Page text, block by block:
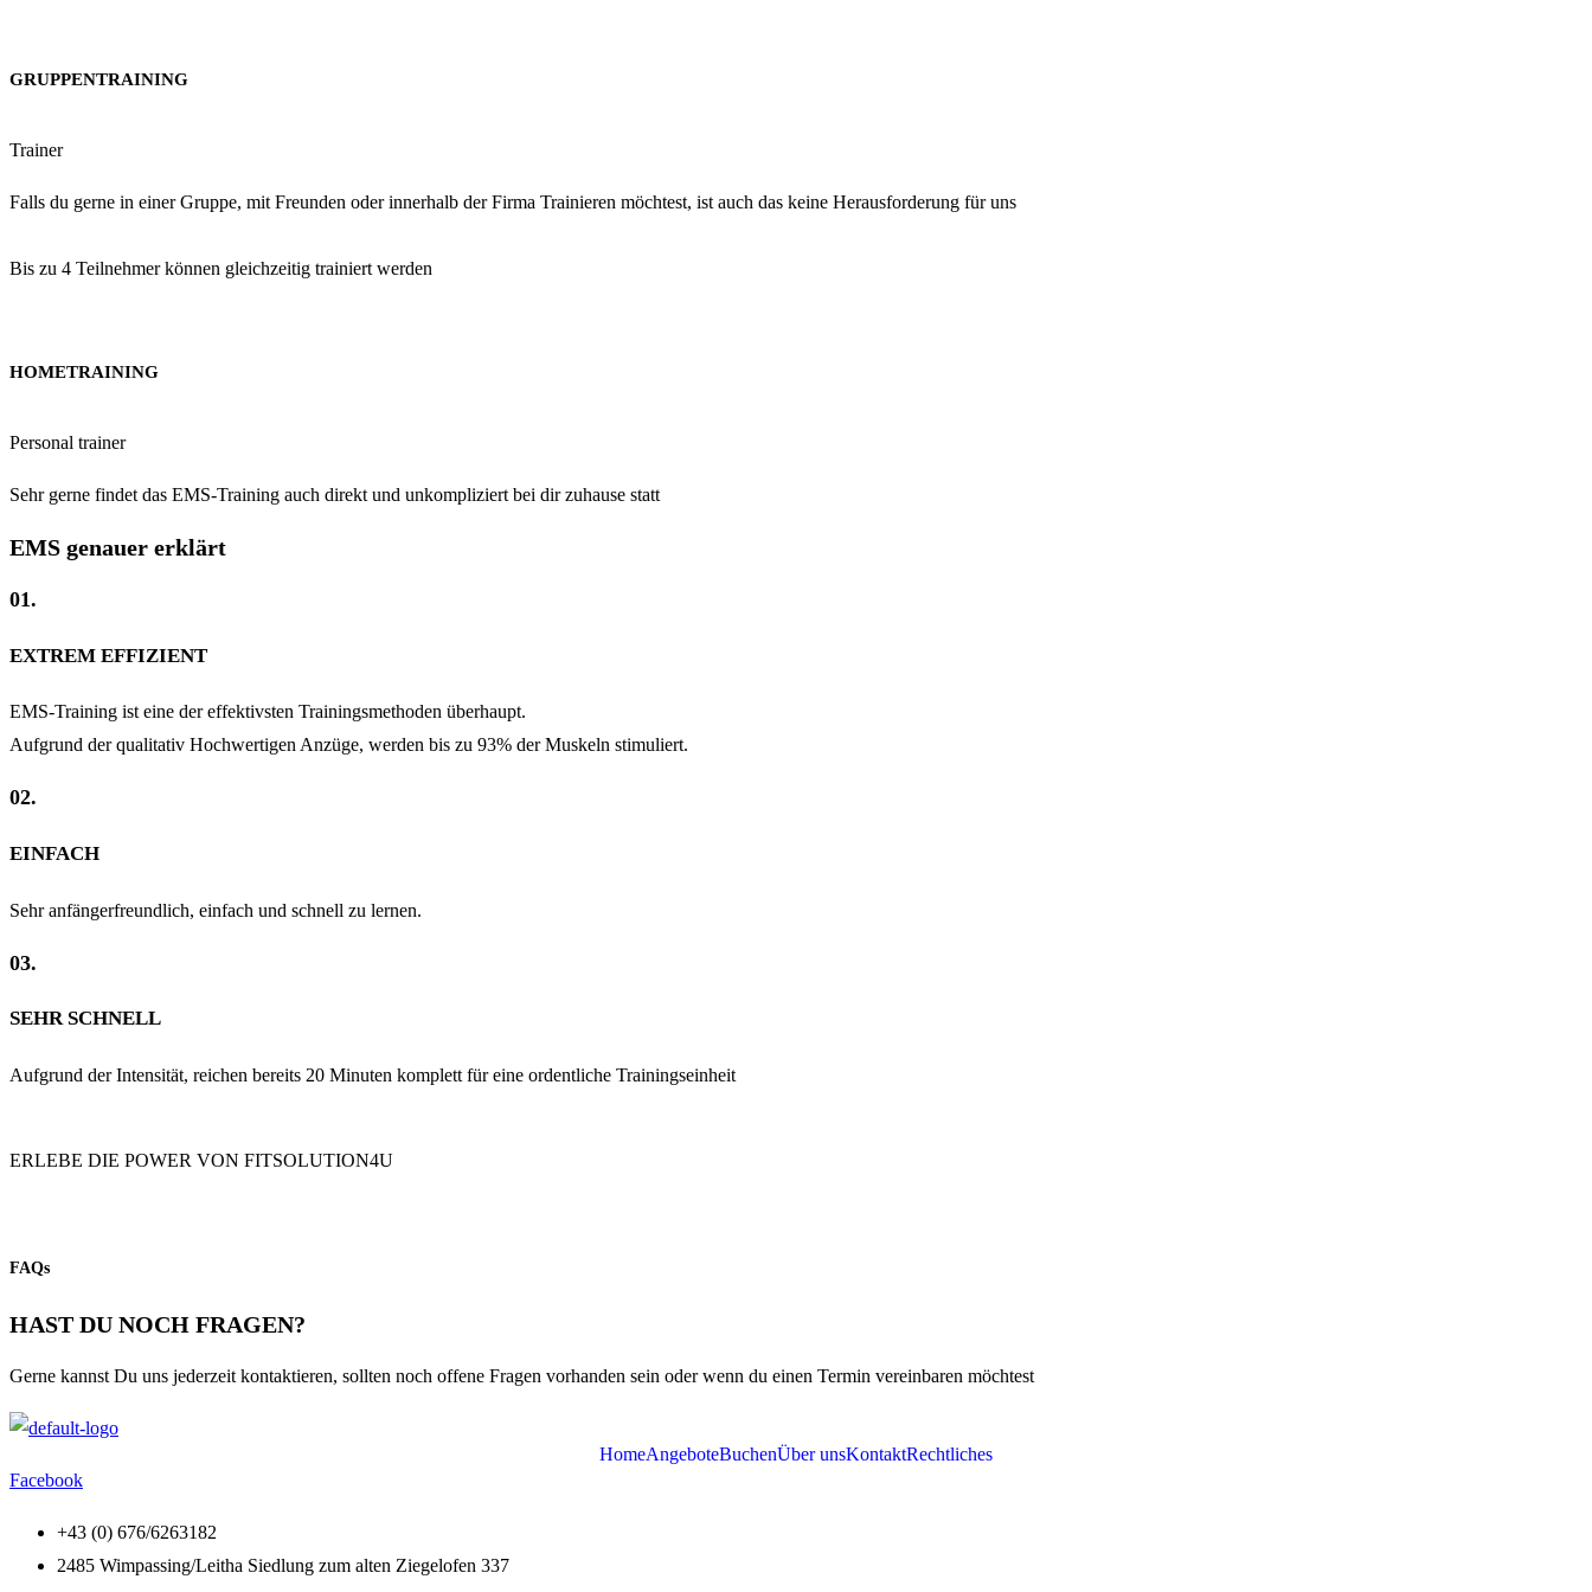
GRUPPENTRAINING
Trainer
Falls du gerne in einer Gruppe, mit Freunden oder innerhalb der Firma Trainieren möchtest, ist auch das keine Herausforderung für uns
Bis zu 4 Teilnehmer können gleichzeitig trainiert werden
HOMETRAINING
Personal trainer
Sehr gerne findet das EMS-Training auch direkt und unkompliziert bei dir zuhause statt
EMS genauer erklärt
01.
EXTREM EFFIZIENT
EMS-Training ist eine der effektivsten Trainingsmethoden überhaupt.
Aufgrund der qualitativ Hochwertigen Anzüge, werden bis zu 93% der Muskeln stimuliert.
02.
EINFACH
Sehr anfängerfreundlich, einfach und schnell zu lernen.
03.
SEHR SCHNELL
Aufgrund der Intensität, reichen bereits 20 Minuten komplett für eine ordentliche Trainingseinheit
ERLEBE DIE POWER VON FITSOLUTION4U
FAQs
HAST DU NOCH FRAGEN?
Gerne kannst Du uns jederzeit kontaktieren, sollten noch offene Fragen vorhanden sein oder wenn du einen Termin vereinbaren möchtest
HomeAngeboteBuchenÜber unsKontaktRechtliches
Facebook
+43 (0) 676/6263182
2485 Wimpassing/Leitha Siedlung zum alten Ziegelofen 337